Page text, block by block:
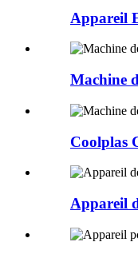
Appareil
Machine
Coolplas
Appareil